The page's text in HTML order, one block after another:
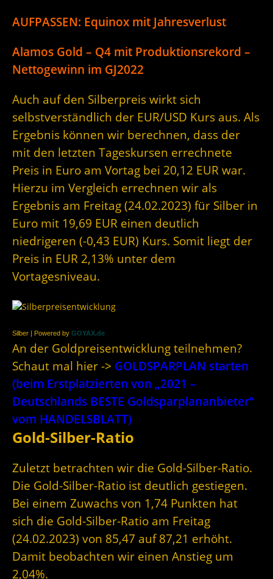
AUFPASSEN: Equinox mit Jahresverlust
Alamos Gold – Q4 mit Produktionsrekord –
Nettogewinn im GJ2022
Auch auf den Silberpreis wirkt sich
selbstverständlich der EUR/USD Kurs aus. Als
Ergebnis können wir berechnen, dass der
mit den letzten Tageskursen errechnete
Preis in Euro am Vortag bei 20,12 EUR war.
Hierzu im Vergleich errechnen wir als
Ergebnis am Freitag (24.02.2023) für Silber in
Euro mit 19,69 EUR einen deutlich
niedrigeren (-0,43 EUR) Kurs. Somit liegt der
Preis in EUR 2,13% unter dem
Vortagesniveau.
Silber | Powered by GOYAX.de
An der Goldpreisentwicklung teilnehmen?
Schaut mal hier -> GOLDSPARPLAN starten
(beim Erstplatzierten von „2021 –
Deutschlands BESTE Goldsparplananbieter“
vom HANDELSBLATT)
Gold-Silber-Ratio
Zuletzt betrachten wir die Gold-Silber-Ratio.
Die Gold-Silber-Ratio ist deutlich gestiegen.
Bei einem Zuwachs von 1,74 Punkten hat
sich die Gold-Silber-Ratio am Freitag
(24.02.2023) von 85,47 auf 87,21 erhöht.
Damit beobachten wir einen Anstieg um
2,04%.